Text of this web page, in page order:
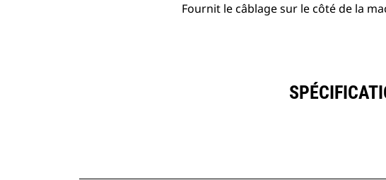
Fournit le câblage sur le côté de la